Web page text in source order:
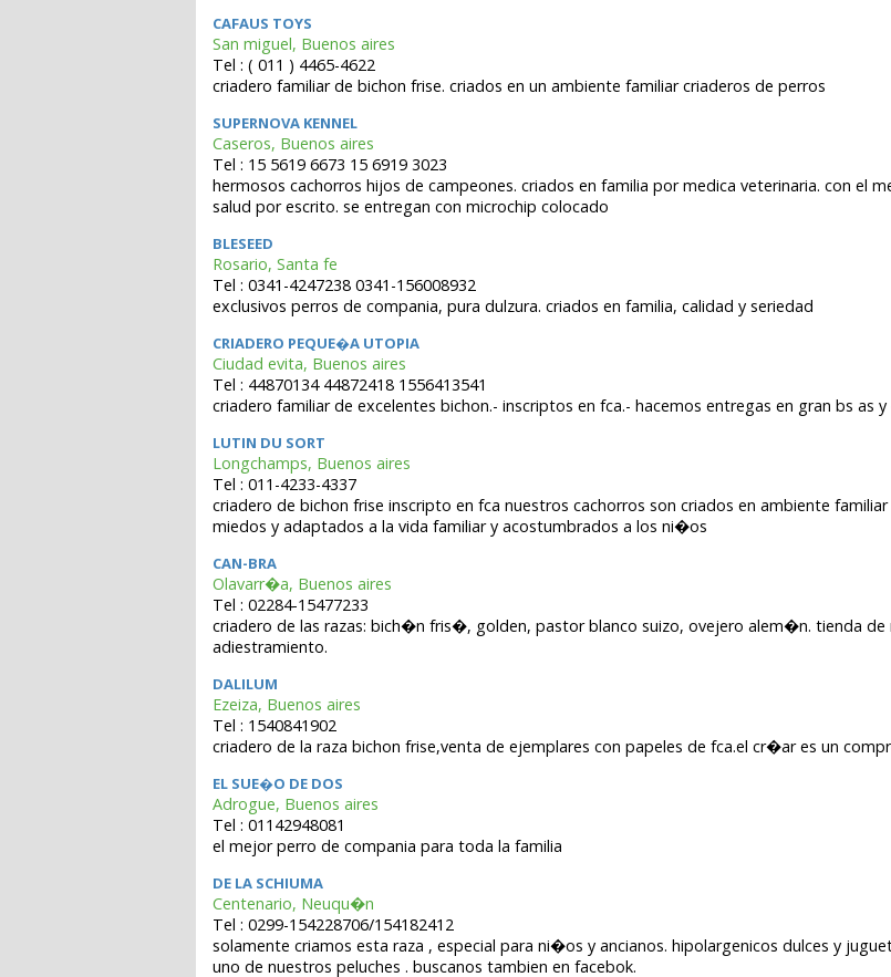
CAFAUS TOYS
San miguel, Buenos aires
Tel : ( 011 ) 4465-4622
criadero familiar de bichon frise. criados en un ambiente familiar criaderos de perros
SUPERNOVA KENNEL
Caseros, Buenos aires
Tel : 15 5619 6673 15 6919 3023
hermosos cachorros hijos de campeones. criados en familia por medica veterinaria. con el
salud por escrito. se entregan con microchip colocado
BLESEED
Rosario, Santa fe
Tel : 0341-4247238 0341-156008932
exclusivos perros de compania, pura dulzura. criados en familia, calidad y seriedad
CRIADERO PEQUE�A UTOPIA
Ciudad evita, Buenos aires
Tel : 44870134 44872418 1556413541
criadero familiar de excelentes bichon.- inscriptos en fca.- hacemos entregas en gran bs as
LUTIN DU SORT
Longchamps, Buenos aires
Tel : 011-4233-4337
criadero de bichon frise inscripto en fca nuestros cachorros son criados en ambiente
miedos y adaptados a la vida familiar y acostumbrados a los ni�os
CAN-BRA
Olavarr�a, Buenos aires
Tel : 02284-15477233
criadero de las razas: bich�n fris�, golden, pastor blanco suizo, ovejero alem�n. tienda
adiestramiento.
DALILUM
Ezeiza, Buenos aires
Tel : 1540841902
criadero de la raza bichon frise,venta de ejemplares con papeles de fca.el cr�ar es un
EL SUE�O DE DOS
Adrogue, Buenos aires
Tel : 01142948081
el mejor perro de compania para toda la familia
DE LA SCHIUMA
Centenario, Neuqu�n
Tel : 0299-154228706/154182412
solamente criamos esta raza , especial para ni�os y ancianos. hipolargenicos dulces y
uno de nuestros peluches . buscanos tambien en facebok.